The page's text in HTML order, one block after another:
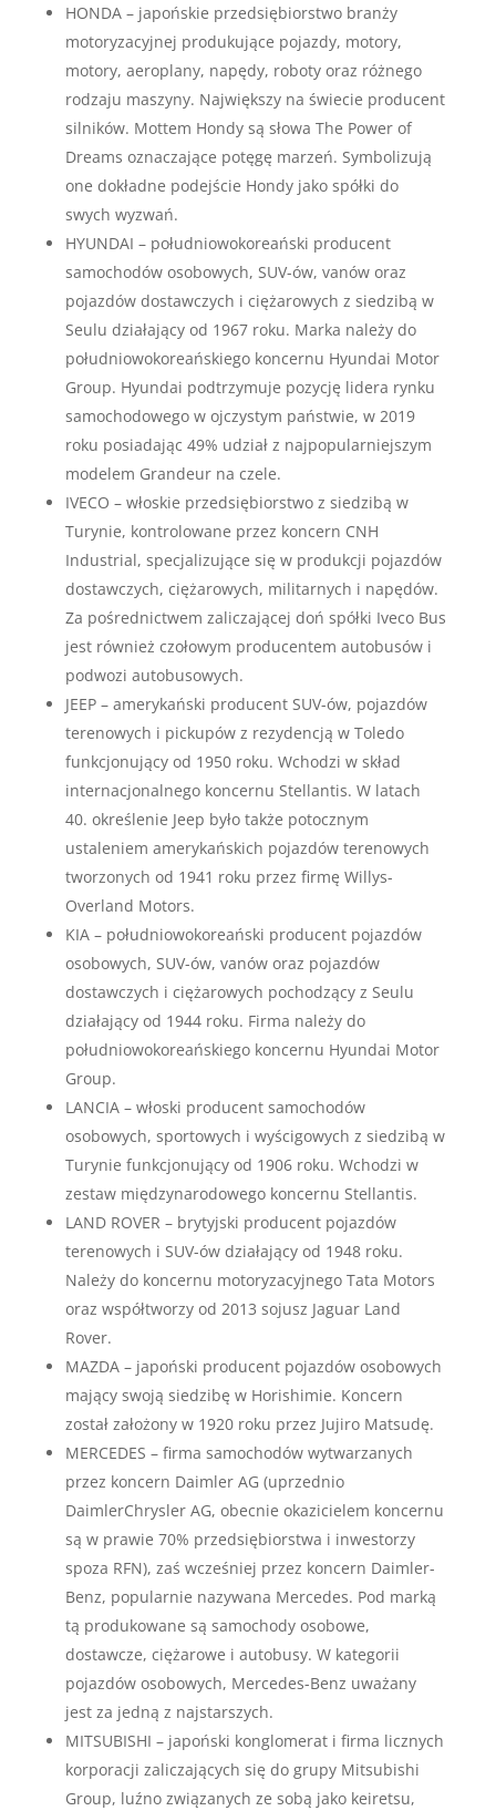
HONDA – japońskie przedsiębiorstwo branży
motoryzacyjnej produkujące pojazdy, motory,
motory, aeroplany, napędy, roboty oraz różnego
rodzaju maszyny. Największy na świecie producent
silników. Mottem Hondy są słowa The Power of
Dreams oznaczające potęgę marzeń. Symbolizują
one dokładne podejście Hondy jako spółki do
swych wyzwań.
HYUNDAI – południowokoreański producent
samochodów osobowych, SUV-ów, vanów oraz
pojazdów dostawczych i ciężarowych z siedzibą w
Seulu działający od 1967 roku. Marka należy do
południowokoreańskiego koncernu Hyundai Motor
Group. Hyundai podtrzymuje pozycję lidera rynku
samochodowego w ojczystym państwie, w 2019
roku posiadając 49% udział z najpopularniejszym
modelem Grandeur na czele.
IVECO – włoskie przedsiębiorstwo z siedzibą w
Turynie, kontrolowane przez koncern CNH
Industrial, specjalizujące się w produkcji pojazdów
dostawczych, ciężarowych, militarnych i napędów.
Za pośrednictwem zaliczającej doń spółki Iveco Bus
jest również czołowym producentem autobusów i
podwozi autobusowych.
JEEP – amerykański producent SUV-ów, pojazdów
terenowych i pickupów z rezydencją w Toledo
funkcjonujący od 1950 roku. Wchodzi w skład
internacjonalnego koncernu Stellantis. W latach
40. określenie Jeep było także potocznym
ustaleniem amerykańskich pojazdów terenowych
tworzonych od 1941 roku przez firmę Willys-
Overland Motors.
KIA – południowokoreański producent pojazdów
osobowych, SUV-ów, vanów oraz pojazdów
dostawczych i ciężarowych pochodzący z Seulu
działający od 1944 roku. Firma należy do
południowokoreańskiego koncernu Hyundai Motor
Group.
LANCIA – włoski producent samochodów
osobowych, sportowych i wyścigowych z siedzibą w
Turynie funkcjonujący od 1906 roku. Wchodzi w
zestaw międzynarodowego koncernu Stellantis.
LAND ROVER – brytyjski producent pojazdów
terenowych i SUV-ów działający od 1948 roku.
Należy do koncernu motoryzacyjnego Tata Motors
oraz współtworzy od 2013 sojusz Jaguar Land
Rover.
MAZDA – japoński producent pojazdów osobowych
mający swoją siedzibę w Horishimie. Koncern
został założony w 1920 roku przez Jujiro Matsudę.
MERCEDES – firma samochodów wytwarzanych
przez koncern Daimler AG (uprzednio
DaimlerChrysler AG, obecnie okazicielem koncernu
są w prawie 70% przedsiębiorstwa i inwestorzy
spoza RFN), zaś wcześniej przez koncern Daimler-
Benz, popularnie nazywana Mercedes. Pod marką
tą produkowane są samochody osobowe,
dostawcze, ciężarowe i autobusy. W kategorii
pojazdów osobowych, Mercedes-Benz uważany
jest za jedną z najstarszych.
MITSUBISHI – japoński konglomerat i firma licznych
korporacji zaliczających się do grupy Mitsubishi
Group, luźno związanych ze sobą jako keiretsu,